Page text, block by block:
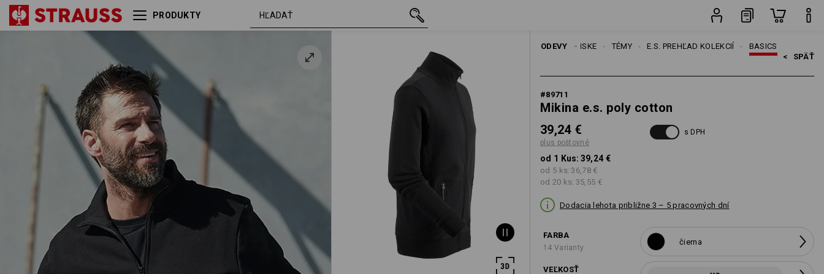
PRODUKTY
ODEVY BASICS
E.S. PREHĽAD KOLEKCIÍ
TÉMY
PÁNSKE
< SPÄŤ
#89711
Mikina e.s. poly cotton
39,24 €
plus poštovné
s DPH
od 1 Kus: 39,24 €
od 5 ks: 36,78 €
od 20 ks: 35,55 €
Dodacia lehota približne 3 – 5 pracovných dní
FARBA
14 Varianty
čierna
VEĽKOSŤ
Mikina e.s. poly cotton čierna XS 39,24 €